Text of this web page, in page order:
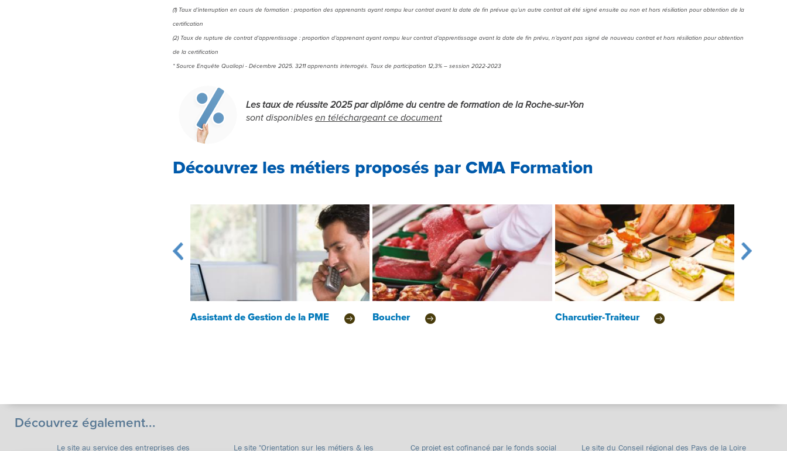
(1) Taux d’interruption en cours de formation : proportion des apprenants ayant rompu leur contrat avant la date de fin prévue qu’un autre contrat ait été signé ensuite ou non et hors résiliation pour obtention de la
certification
(2) Taux de rupture de contrat d’apprentissage : proportion d’apprenant ayant rompu leur contrat d’apprentissage avant la date de fin prévu, n’ayant pas signé de nouveau contrat et hors résiliation pour obtention
de la certification
* Source Enquête Qualiopi - Décembre 2025. 3211 apprenants interrogés. Taux de participation 12,3% – session 2022-2023
Les taux de réussite 2025 par diplôme du centre de formation de la Roche-sur-Yon
sont disponibles en téléchargeant ce document
Découvrez les métiers proposés par CMA Formation
Assistant de Gestion de la PME Boucher Charcutier-Traiteur
Découvrez également...
Le site au service des entreprises des Le site "Orientation sur les métiers & les Ce projet est cofinancé par le fonds social Le site du Conseil régional des Pays de la Loire